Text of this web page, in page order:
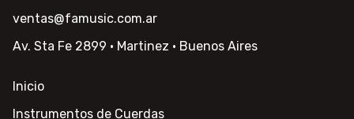
ventas@famusic.com.ar
Av. Sta Fe 2899 · Martinez · Buenos Aires
Inicio
Instrumentos de Cuerdas